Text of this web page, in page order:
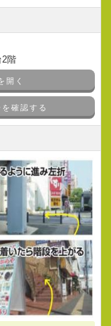
2階
開く
確認する